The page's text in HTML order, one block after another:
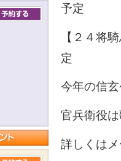
予定
【２４将
定
今年の信
官兵衛役
詳しくは